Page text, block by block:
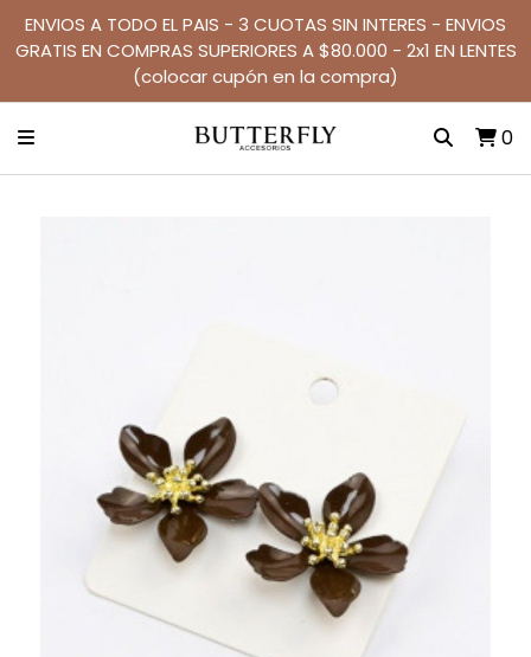
ENVIOS A TODO EL PAIS - 3 CUOTAS SIN INTERES - ENVIOS
GRATIS EN COMPRAS SUPERIORES A $80.000 - 2x1 EN LENTES
(colocar cupón en la compra)
0